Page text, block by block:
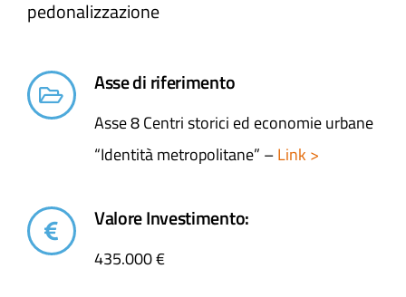
pedonalizzazione
Asse di riferimento
Asse 8 Centri storici ed economie urbane
“Identità metropolitane” –Link >
Valore Investimento:
435.000 €